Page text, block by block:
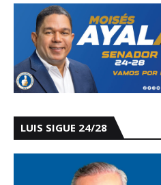
LUIS SIGUE 24/28